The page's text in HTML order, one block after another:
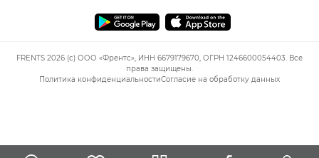
FRENTS 2026 (c) ООО «Френтс», ИНН 6679179670, ОГРН 1246600054403. Все
права защищены.
Политика конфиденциальностиСогласие на обработку данных